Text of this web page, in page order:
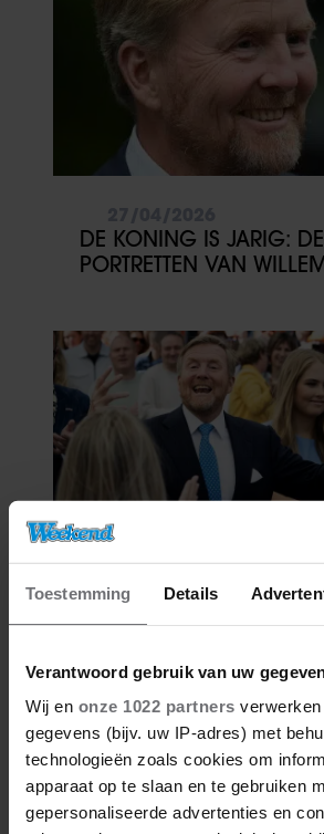
Toestemming Details
Verantwoord gebruik van uw
Wij en onze 1022 partners
gegevens (bijv. uw IP-adres) met
technologieën zoals cookies om
apparaat op te slaan en te gebruiken
gepersonaliseerde advertenties en
DE KONING IS JARIG:
PORTRETTEN VAN
27/04/2026
IN FRIESLAND